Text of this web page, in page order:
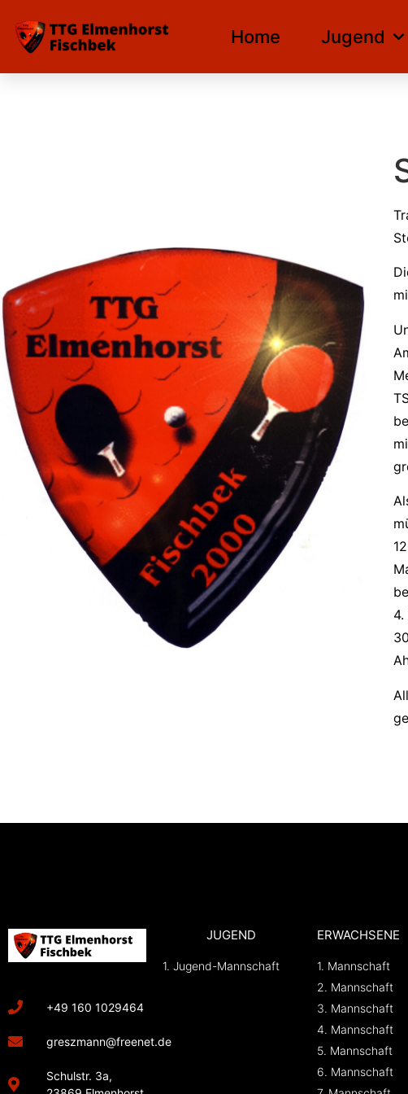
Home Jugend
+49 160 1029464
greszmann@freenet.de
Schulstr. 3a,
JUGEND
1. Jugend-Mannschaft
ERWACHSENE
1. Mannschaft
2. Mannschaft
3. Mannschaft
4. Mannschaft
5. Mannschaft
6. Mannschaft